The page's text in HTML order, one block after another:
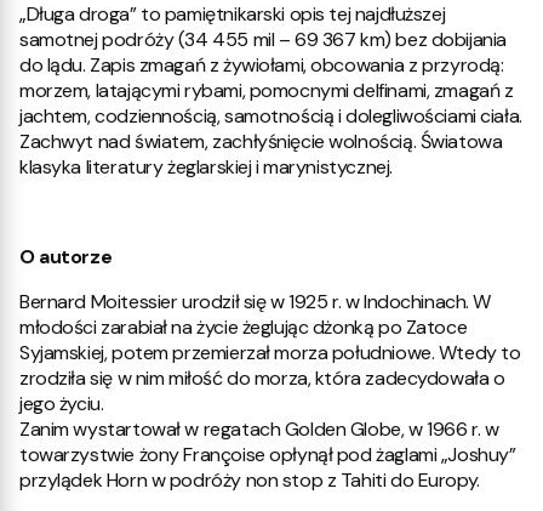
„Długa droga” to pamiętnikarski opis tej najdłuższej
samotnej podróży (34 455 mil – 69 367 km) bez dobijania
do lądu. Zapis zmagań z żywiołami, obcowania z przyrodą:
morzem, latającymi rybami, pomocnymi delfinami, zmagań z
jachtem, codziennością, samotnością i dolegliwościami ciała.
Zachwyt nad światem, zachłyśnięcie wolnością. Światowa
klasyka literatury żeglarskiej i marynistycznej.
O autorze
Bernard Moitessier urodził się w 1925 r. w Indochinach. W
młodości zarabiał na życie żeglując dżonką po Zatoce
Syjamskiej, potem przemierzał morza południowe. Wtedy to
zrodziła się w nim miłość do morza, która zadecydowała o
jego życiu.
Zanim wystartował w regatach Golden Globe, w 1966 r. w
towarzystwie żony Françoise opłynął pod żaglami „Joshuy”
przylądek Horn w podróży non stop z Tahiti do Europy.